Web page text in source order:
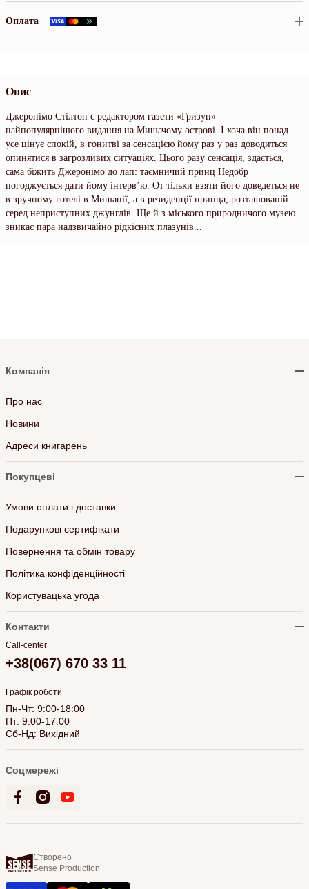
Оплата
Опис
Джеронімо Стілтон є редактором газети «Гризун» —
найпопулярнішого видання на Мишачому острові. І хоча він понад
усе цінує спокій, в гонитві за сенсацією йому раз у раз доводиться
опинятися в загрозливих ситуаціях. Цього разу сенсація, здається,
сама біжить Джеронімо до лап: таємничий принц Недобр
погоджується дати йому інтерв’ю. От тільки взяти його доведеться не
в зручному готелі в Мишанії, а в резиденції принца, розташованій
серед неприступних джунглів. Ще й з міського природничого музею
зникає пара надзвичайно рідкісних плазунів...
Компанія
Про нас
Новини
Адреси книгарень
Покупцеві
Умови оплати і доставки
Подарункові сертифікати
Повернення та обмін товару
Політика конфіденційності
Користувацька угода
Контакти
Call-center
+38(067) 670 33 11
Графік роботи
Пн-Чт: 9:00-18:00
Пт: 9:00-17:00
Сб-Нд: Вихідний
Соцмережі
Створено
Sense Production